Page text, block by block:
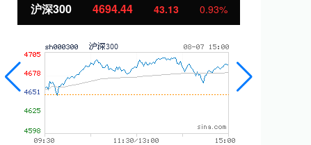
沪深300 4694.44 43.13 0.93%